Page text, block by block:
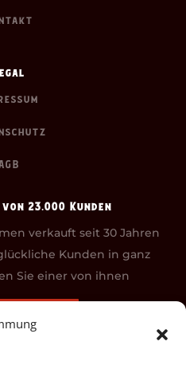
23.000 Kunden
verkauft seit 30 Jahren
Kunden in ganz
Sie einer von ihnen